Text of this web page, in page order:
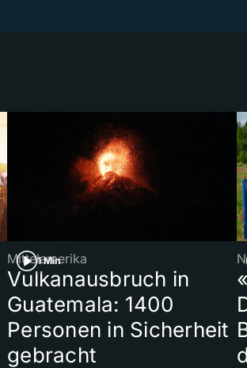
1 Min
Mittelamerika
Vulkanausbruch in
Guatemala: 1400
Personen in Sicherheit
gebracht